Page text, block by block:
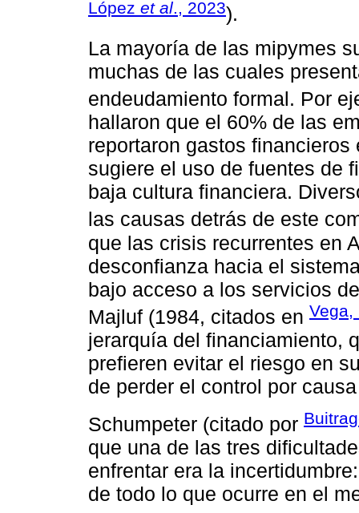
López et al., 2023).
La mayoría de las mipymes
muchas de las cuales
endeudamiento formal. Por
hallaron que el 60% de las
reportaron gastos
sugiere el uso de fuentes de
baja cultura financiera.
las causas detrás de este
que las crisis recurrentes en
desconfianza hacia el
bajo acceso a los servicios
Majluf (1984, citados en Vega,
jerarquía del financiamiento,
prefieren evitar el riesgo en
de perder el control por
Schumpeter (citado por
que una de las tres
enfrentar era la
de todo lo que ocurre en el